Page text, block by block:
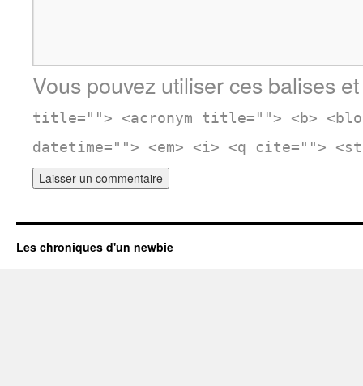
Vous pouvez utiliser ces balises
title=""> <acronym title=""> <b>
datetime=""> <em> <i> <q cite="">
Les chroniques d'un newbie